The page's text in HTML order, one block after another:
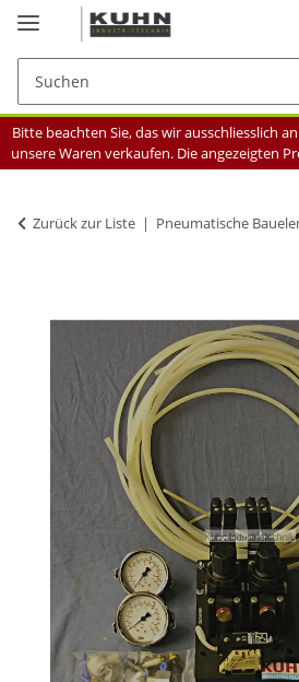
Bitte beachten Sie, das wir ausschliesslich
unsere Waren verkaufen. Die angezeigten
Zurück zur Liste Pneumatische